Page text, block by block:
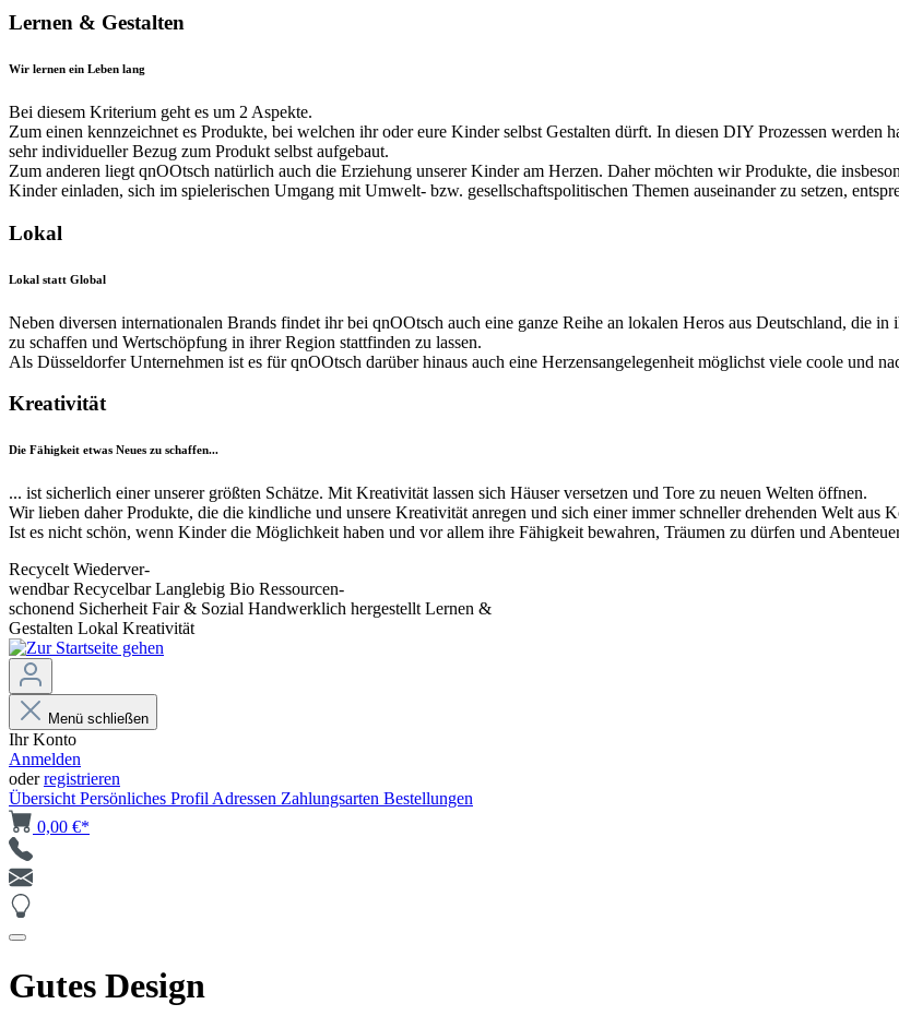
Lernen & Gestalten
Wir lernen ein Leben lang
Bei diesem Kriterium geht es um 2 Aspekte.
Zum einen kennzeichnet es Produkte, bei welchen ihr oder eure Kinder selbst Gestalten dürft. In diesen DIY Prozessen
sehr individueller Bezug zum Produkt selbst aufgebaut.
Zum anderen liegt qnOOtsch natürlich auch die Erziehung unserer Kinder am Herzen. Daher möchten wir Produkte, die
Kinder einladen, sich im spielerischen Umgang mit Umwelt- bzw. gesellschaftspolitischen Themen auseinander zu setzen,
Lokal
Lokal statt Global
Neben diversen internationalen Brands findet ihr bei qnOOtsch auch eine ganze Reihe an lokalen Heros aus Deutschland, die
zu schaffen und Wertschöpfung in ihrer Region stattfinden zu lassen.
Als Düsseldorfer Unternehmen ist es für qnOOtsch darüber hinaus auch eine Herzensangelegenheit möglichst viele coole und
Kreativität
Die Fähigkeit etwas Neues zu schaffen...
... ist sicherlich einer unserer größten Schätze. Mit Kreativität lassen sich Häuser versetzen und Tore zu neuen Welten öffnen.
Wir lieben daher Produkte, die die kindliche und unsere Kreativität anregen und sich einer immer schneller drehenden Welt aus
Ist es nicht schön, wenn Kinder die Möglichkeit haben und vor allem ihre Fähigkeit bewahren, Träumen zu dürfen und
Recycelt Wiederver-
wendbar Recycelbar Langlebig Bio Ressourcen-
schonend Sicherheit Fair & Sozial Handwerklich hergestellt Lernen &
Gestalten Lokal Kreativität
Menü schließen
Ihr Konto
Anmelden
oderregistrieren
Übersicht Persönliches Profil Adressen Zahlungsarten Bestellungen
0,00 €*
Gutes Design